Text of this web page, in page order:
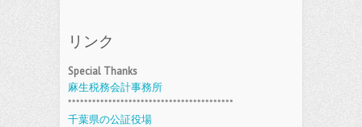
リンク
Special Thanks
麻生税務会計事務所
*****************************************
千葉県の公証役場